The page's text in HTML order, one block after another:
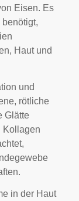
Eisen. Es
Haut und
und
rötliche
Glätte
Kollagen
in der Haut